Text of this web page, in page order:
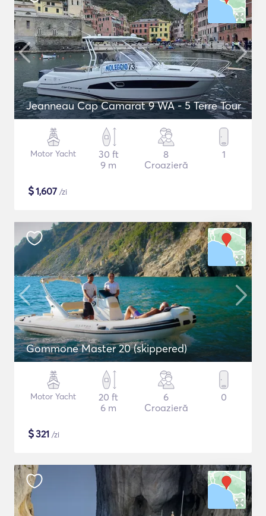
Jeanneau Cap Camarat 9 WA - 5 Terre Tour
Motor Yacht
30 ft
9 m
8
Croazieră
1
$1,607 /zi
Gommone Master 20 (skippered)
Motor Yacht
20 ft
6 m
6
Croazieră
0
$321 /zi